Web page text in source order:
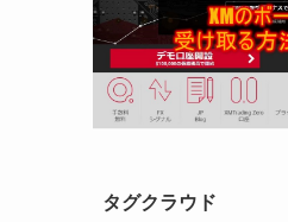
タグクラウド